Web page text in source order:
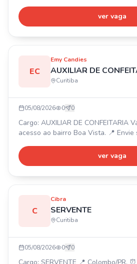
comissionado sem teto de ganhos. ✨
🧑‍💻 Treinamento completo, suporte
ver vaga
EC
Emy Candies
AUXILIAR DE
Curitiba
05/08/2026 0 0
Cargo: AUXILIAR DE CONFEITARIA Vaga CLT com fácil
acesso ao bairro Boa Vista. 📍
ver vaga
C
Cibra
SERVENTE
Curitiba
05/08/2026 0 0